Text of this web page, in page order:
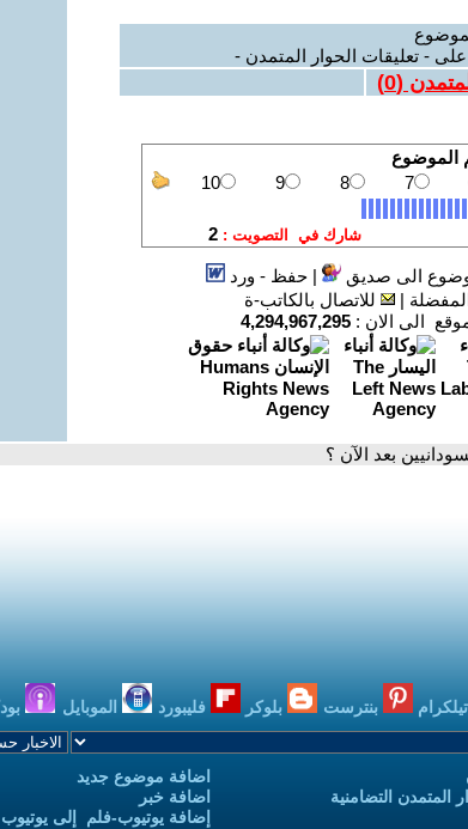
- تعليقات الحوار المتمدن -
(
0
)
الى صديق |حفظ - ورد
|
للاتصال بالكاتب-ة
الى الان : 4,294,967,295
بعد الآن ؟
تيلكرام بنترست بلوكر فليبورد الموبايل
المتمدن التضامنية
اضافة موضوع جديد
اضافة خبر
إضافة يوتيوب-فلم إلى يوتيوب